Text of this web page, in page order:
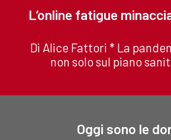
L’online fatigue
Di Alice Fattori * La
non solo sul piano
Oggi sono le